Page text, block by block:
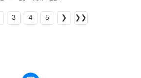
3 4 5 ❯ ❯❯